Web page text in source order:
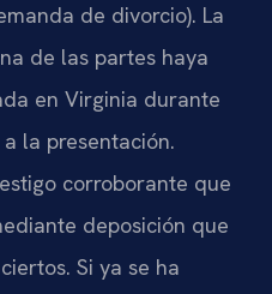
de divorcio). La
de las partes haya
en Virginia durante
la presentación.
corroborante que
deposición que
Si ya se ha